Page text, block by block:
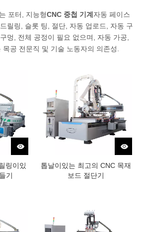
포터, 지능형CNC 중첩 기계 자동 페이스
릴링, 슬롯 팅, 절단, 자동 업로드, 자동 구
멍, 전체 공정이 필요 없으며, 자동 가공,
공 전문직 및 기술 노동자의 의존성.
링이있
기
톱날이있는 최고의 CNC 목재
보드 절단기